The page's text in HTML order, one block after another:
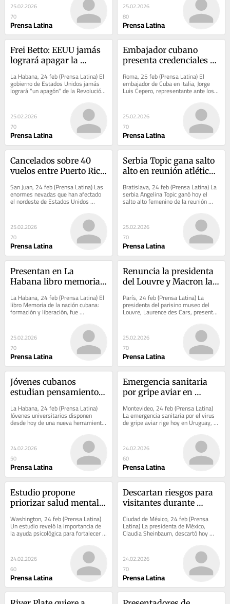
25.02.2026
70
Prensa Latina
25.02.2026
80
Prensa Latina
Frei Betto: EEUU jamás
logrará apagar la
La Habana, 24 feb (Prensa Latina) El
gobierno de Estados Unidos jamás
logrará "un apagón" de la Revolución
cubana porque es un proyecto
25.02.2026
70
Prensa Latina
Embajador cubano
presenta credenciales
Roma, 25 feb (Prensa Latina) El
embajador de Cuba en Italia, Jorge
Luis Cepero, representante ante los
organismos de Naciones Unidas en
25.02.2026
70
Prensa Latina
Cancelados sobre 40
vuelos entre Puerto Rico
San Juan, 24 feb (Prensa Latina) Las
enormes nevadas que han afectado
el nordeste de Estados Unidos
25.02.2026
70
Prensa Latina
Serbia Topic gana salto
alto en reunión atlética
Bratislava, 24 feb (Prensa Latina) La
serbia Angelina Topic ganó hoy el
salto alto femenino de la reunión
25.02.2026
70
Prensa Latina
Presentan en La
Habana libro memoria
cubana
La Habana, 24 feb (Prensa Latina) El
libro Memoria de la nación cubana:
formación y liberación, fue
presentado hoy en el memorial José
25.02.2026
70
Prensa Latina
Renuncia la presidenta
del Louvre y Macron la
París, 24 feb (Prensa Latina) La
presidenta del parisino museo del
Louvre, Laurence des Cars, presentó
hoy su dimisión al jefe del Estado
25.02.2026
70
Prensa Latina
Jóvenes cubanos
estudian pensamiento
(+Foto)
La Habana, 24 feb (Prensa Latina)
Jóvenes universitarios disponen
desde hoy de una nueva herramienta
para el estudio del pensamiento del
24.02.2026
50
Prensa Latina
Emergencia sanitaria
por gripe aviar en
Montevideo, 24 feb (Prensa Latina)
La emergencia sanitaria por el virus
de gripe aviar rige hoy en Uruguay,
según decretó el Ministerio de...
24.02.2026
60
Prensa Latina
Estudio propone
priorizar salud mental
cáncer
Washington, 24 feb (Prensa Latina)
Un estudio reveló la importancia de
la ayuda psicológica para fortalecer la
salud mental de los pacientes...
24.02.2026
60
Prensa Latina
Descartan riesgos para
visitantes durante
México
Ciudad de México, 24 feb (Prensa
Latina) La presidenta de México,
Claudia Sheinbaum, descartó hoy
riesgos para quienes visiten
24.02.2026
70
Prensa Latina